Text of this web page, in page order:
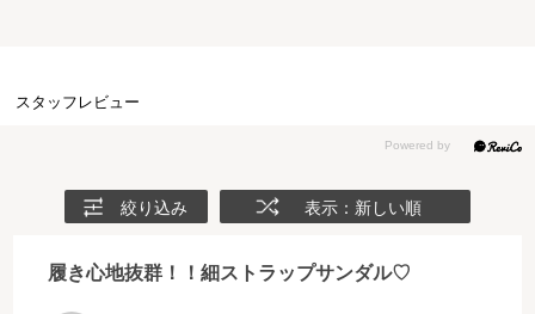
スタッフレビュー
絞り込み 表示：新しい順
履き心地抜群！！細ストラップサンダル♡